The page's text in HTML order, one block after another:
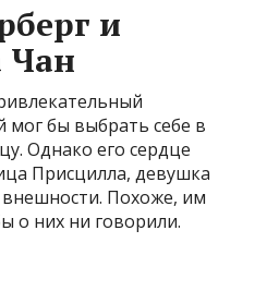
и
Чан
бы выбрать себе в
Однако его сердце
Присцилла, девушка
Похоже, им
о них ни говорили.